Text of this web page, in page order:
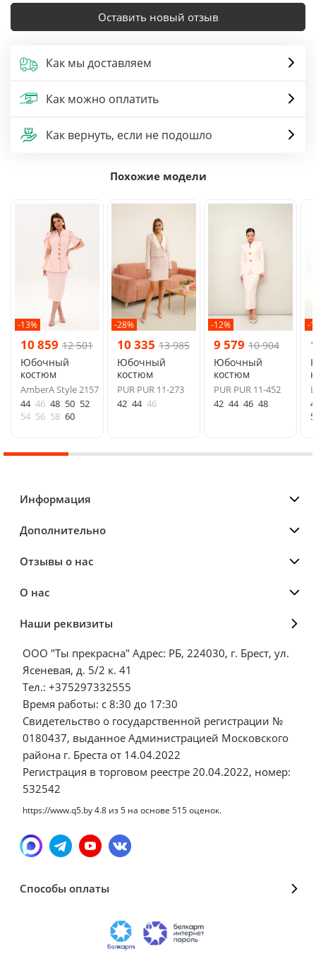
Оставить новый отзыв
Как мы доставляем
Как можно оплатить
Как вернуть, если не подошло
Похожие модели
-13%
10 859 12 501
Юбочный
костюм
AmberA Style 2157
44 46 48 50 52
54 56 58 60
-28%
10 335 13 985
Юбочный
костюм
PUR PUR 11-273
42 44 46
-12%
9 579 10 904
Юбочный
костюм
PUR PUR 11-452
42 44 46 48
-
Информация
Дополнительно
Отзывы о нас
О нас
Наши реквизиты
ООО "Ты прекрасна" Адрес: РБ, 224030, г. Брест, ул.
Ясеневая, д. 5/2 к. 41
Тел.: +375297332555
Время работы: с 8:30 до 17:30
Свидетельство о государственной регистрации №
0180437, выданное Администрацией Московского
района г. Бреста от 14.04.2022
Регистрация в торговом реестре 20.04.2022, номер:
532542
https://www.q5.by4.8 из5 на основе 515оценок.
Способы оплаты